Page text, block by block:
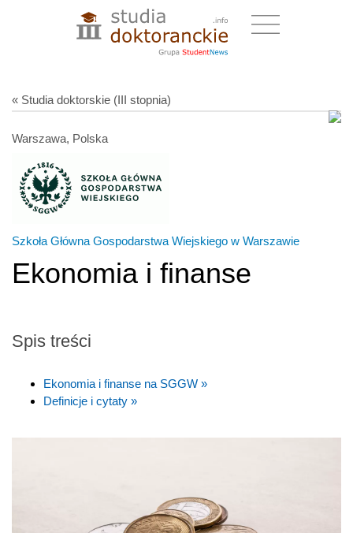
« Studia doktorskie (III stopnia)
Warszawa, Polska
Szkoła Główna Gospodarstwa Wiejskiego w Warszawie
Ekonomia i finanse
Spis treści
Ekonomia i finanse na SGGW »
Definicje i cytaty »